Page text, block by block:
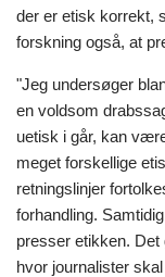
der er etisk korrekt,
forskning også, at
"Jeg undersøger
en voldsom
uetisk i går, kan
meget forskellige
retningslinjer
forhandling.
presser etikken.
hvor journalister